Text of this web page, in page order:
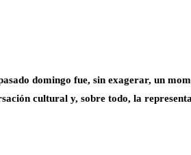
domingo fue, sin exagerar, un
cultural y, sobre todo, la